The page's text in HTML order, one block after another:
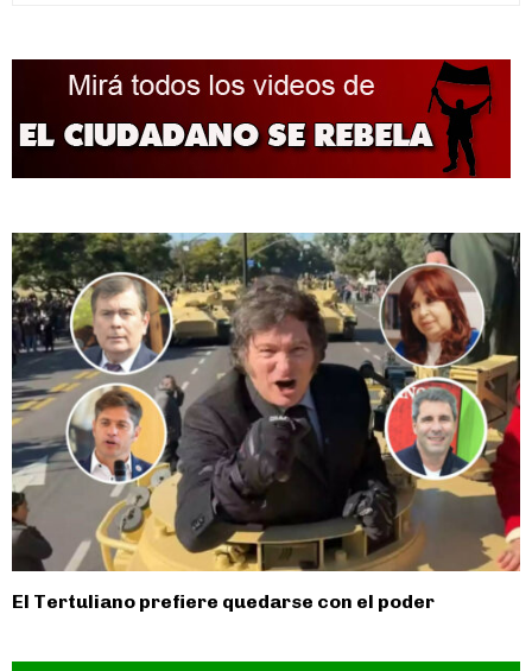
El Tertuliano prefiere quedarse con el poder